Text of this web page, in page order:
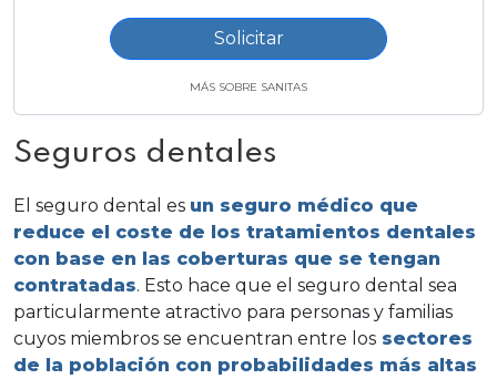
Solicitar
MÁS SOBRE SANITAS
Seguros dentales
El seguro dental es un seguro médico que
reduce el coste de los tratamientos dentales
con base en las coberturas que se tengan
contratadas. Esto hace que el seguro dental sea
particularmente atractivo para personas y familias
cuyos miembros se encuentran entre los sectores
de la población con probabilidades más altas